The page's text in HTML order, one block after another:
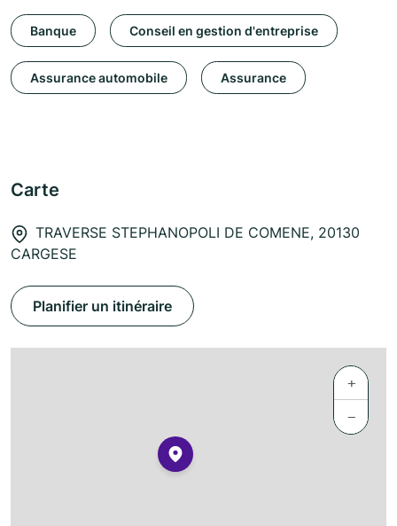
Banque Conseil en gestion d'entreprise
Assurance automobile Assurance
Carte
TRAVERSE STEPHANOPOLI DE COMENE, 20130
CARGESE
Planifier un itinéraire
+
−